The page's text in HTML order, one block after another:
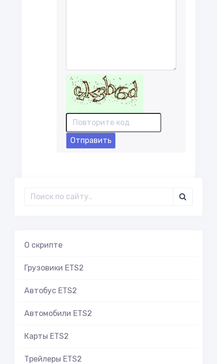
Отправить
О скрипте
Грузовики ETS2
Автобус ETS2
Автомобили ETS2
Карты ETS2
Трейлеры ETS2